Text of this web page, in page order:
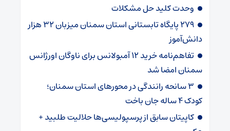
وحدت کلید حل مشکلات
۲۷۹ پایگاه تابستانی استان سمنان میزبان ۳۲ هزار
دانش‌آموز
تفاهم‌نامه خرید ۱۲ آمبولانس برای ناوگان اورژانس
سمنان امضا شد
۳ سانحه رانندگی در محورهای استان سمنان؛
کودک ۴ ساله جان باخت
کاپیتان سابق از پرسپولیسی‌ها حلالیت طلبید +